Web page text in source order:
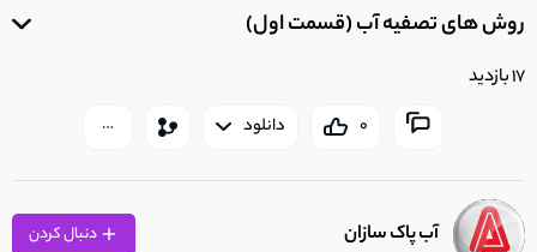
of روش های تصفیه آب (قسمت اول)
17 بازدید
0 دانلود
آب پاک سازان